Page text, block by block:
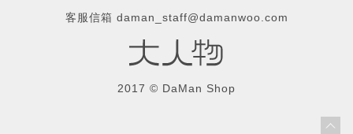
客服信箱 daman_staff@damanwoo.com
2017 © DaMan Shop